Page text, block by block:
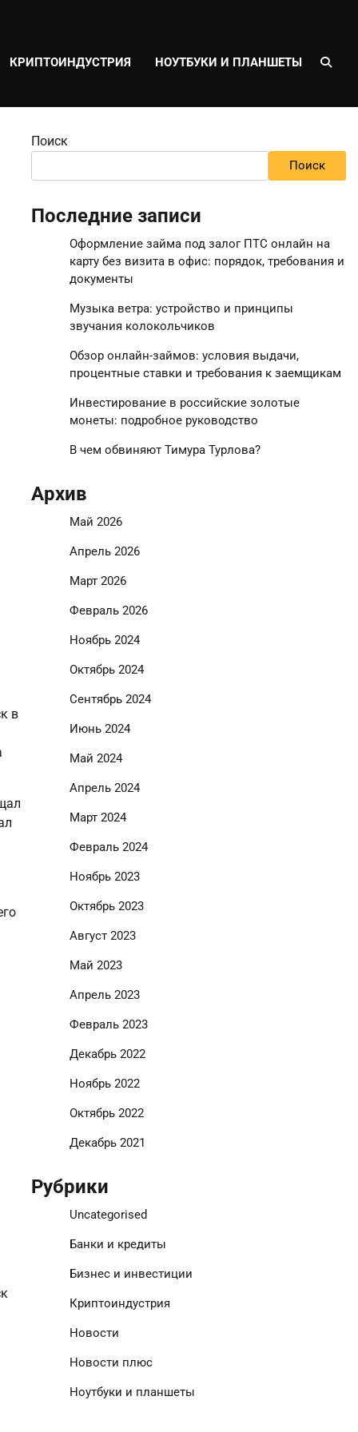
КРИПТОИНДУСТРИЯ НОУТБУКИ И ПЛАНШЕТЫ
в
Поиск
Поиск
Последние записи
Оформление займа под залог ПТС онлайн на
карту без визита в офис: порядок, требования и
документы
Музыка ветра: устройство и принципы
звучания колокольчиков
Обзор онлайн-займов: условия выдачи,
процентные ставки и требования к заемщикам
Инвестирование в российские золотые
монеты: подробное руководство
В чем обвиняют Тимура Турлова?
Архив
Май 2026
Апрель 2026
Март 2026
Февраль 2026
Ноябрь 2024
Октябрь 2024
Сентябрь 2024
Июнь 2024
Май 2024
Апрель 2024
Март 2024
Февраль 2024
Ноябрь 2023
Октябрь 2023
Август 2023
Май 2023
Апрель 2023
Февраль 2023
Декабрь 2022
Ноябрь 2022
Октябрь 2022
Декабрь 2021
Рубрики
Uncategorised
Банки и кредиты
Бизнес и инвестиции
Криптоиндустрия
Новости
Новости плюс
Ноутбуки и планшеты